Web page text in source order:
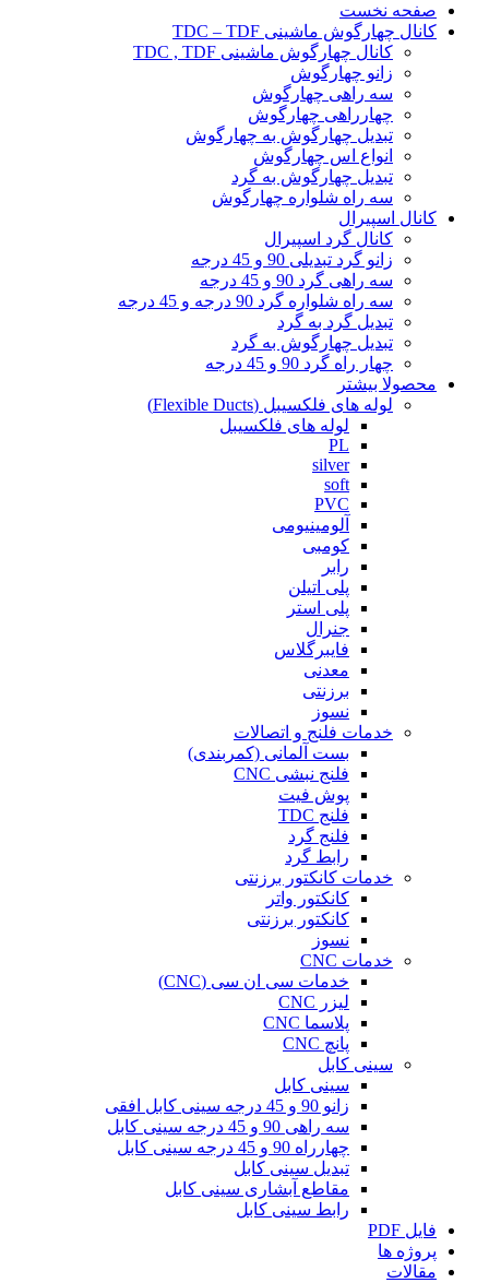
صفحه نخست
کانال چهارگوش ماشینی TDC – TDF
کانال چهارگوش ماشینی TDC , TDF
زانو چهارگوش
سه راهی چهارگوش
چهارراهی چهارگوش
تبدیل چهارگوش به چهارگوش
انواع اس چهارگوش
تبدیل چهارگوش به گرد
سه راه شلواره چهارگوش
کانال اسپیرال
کانال گرد اسپیرال
زانو گرد تبدیلی 90 و 45 درجه
سه راهی گرد 90 و 45 درجه
سه راه شلواره گرد 90 درجه و 45 درجه
تبدیل گرد به گرد
تبدیل چهارگوش به گرد
چهار راه گرد 90 و 45 درجه
محصولا بیشتر
لوله های فلکسیبل (Flexible Ducts)
لوله های فلکسیبل
PL
silver
soft
PVC
آلومینیومی
کومبی
رابر
پلی اتیلن
پلی استر
جنرال
فایبرگلاس
معدنی
برزنتی
نسوز
خدمات فلنج و اتصالات
بست آلمانی (کمربندی)
فلنج نبشی CNC
پوش فیت
فلنج TDC
فلنج گرد
رابط گرد
خدمات کانکتور برزنتی
کانکتور واتر
کانکتور برزنتی
نسوز
خدمات CNC
خدمات سی ان سی (CNC)
لیزر CNC
پلاسما CNC
پانچ CNC
سینی کابل
سینی کابل
زانو 90 و 45 درجه سینی کابل افقی
سه راهی 90 و 45 درجه سینی کابل
چهارراه 90 و 45 درجه سینی کابل
تبدیل سینی کابل
مقاطع آبشاری سینی کابل
رابط سینی کابل
فایل PDF
پروژه ها
مقالات